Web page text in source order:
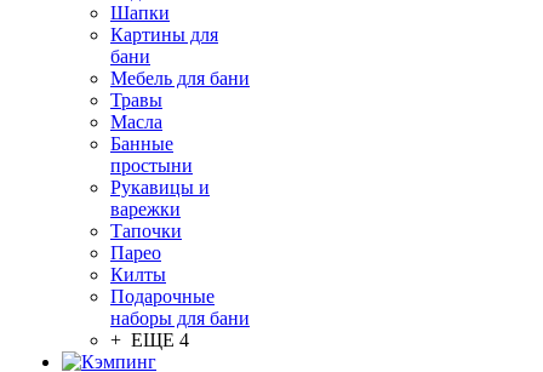
Шапки
Картины для
бани
Мебель для бани
Травы
Масла
Банные
простыни
Рукавицы и
варежки
Тапочки
Парео
Килты
Подарочные
наборы для бани
+ ЕЩЕ 4